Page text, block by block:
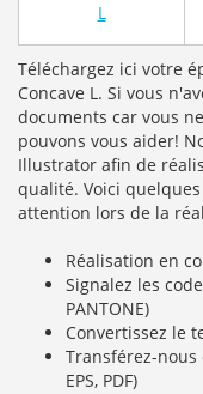
L
Téléchargez ici votre
Concave L. Si vous
documents car vous
pouvons vous aider!
Illustrator afin de
qualité. Voici
attention lors de la
Réalisation en
Signalez les
PANTONE)
Convertissez le
Transférez-
EPS, PDF)